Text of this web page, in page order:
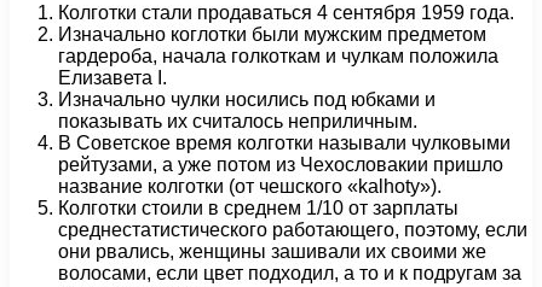
Колготки стали продаваться 4 сентября 1959 года.
Изначально коглотки были мужским предметом
гардероба, начала голкоткам и чулкам положила
Елизавета I.
Изначально чулки носились под юбками и
показывать их считалось неприличным.
В Советское время колготки называли чулковыми
рейтузами, а уже потом из Чехословакии пришло
название колготки (от чешского «kalhoty»).
Колготки стоили в среднем 1/10 от зарплаты
среднестатистического работающего, поэтому, если
они рвались, женщины зашивали их своими же
волосами, если цвет подходил, а то и к подругам за